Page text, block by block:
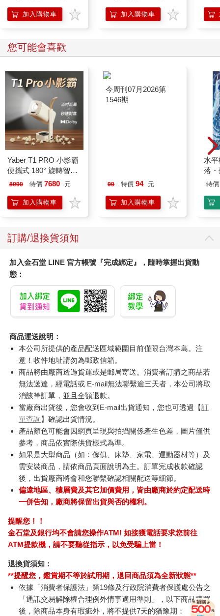
加入購物車 加入購物車
您可能會喜歡
Yaber T1 PRO 小影霸
便攜式 180° 旋轉智能
投影機
8990 特價 7680 元
加入購物車
99 特價 94 元
加入購物車
水
落
特價
訂購/退換貨須知
加入金石堂 LINE 官方帳號『完成綁定』，隨時掌握出貨動
態：
商品運送說明：
本公司所提供的產品配送區域範圍目前僅限台灣本島。注
意！收件地址請勿為郵政信箱。
商品將由廠商透過貨運或是郵局寄送。消費者訂購之商品若
無法送達，經電話或 E-mail無法聯繫逾三天者，本公司將取
消該筆訂單，並且全額退款。
當廠商出貨後，您會收到E-mail出貨通知，您也可透過【訂
單查詢】確認出貨情況。
產品顏色可能會因網頁呈現與拍攝關係產生色差，圖片僅供
參考，商品依實際供貨樣式為準。
如果是大型商品（如：傢俱、床墊、家電、運動器材等）及
需安裝商品，請依商品頁面說明為主。訂單完成收款確認
後，出貨廠商將會和您聯繫確認相關配送等細節。
偏遠地區、樓層費及其它加價費用，皆由廠商於約定配送時
一併告知，廠商將保留出貨與否的權利。
提醒您！！
金石堂及銀行均不會請您操作ATM! 如接獲電話要求您前往
ATM提款機，請不要聽從指示，以免受騙上當！
退換貨須知：
**提醒您，鑑賞期不等於試用期，退回商品須為全新狀態**
依據「消費者保護法」第19條及行政院消費者保護處公告之
「通訊交易解除權合理例外情事適用準則」，以下商品購買
後，除商品本身有瑕疵外，將不提供7天的猶豫期：